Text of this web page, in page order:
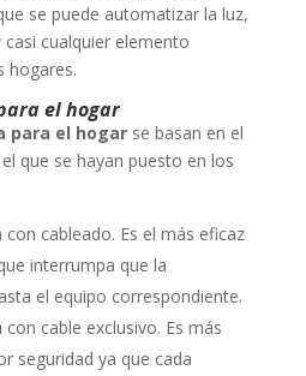
se puede automatizar la luz,
cualquier elemento
hogares.
el hogar
para el hogarse basan en el
que se hayan puesto en los
cableado. Es el más eficaz
interrumpa que la
el equipo correspondiente.
cable exclusivo. Es más
seguridad ya que cada